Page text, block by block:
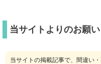
当サイトよりのお願い
当サイトの掲載記事で、間違い